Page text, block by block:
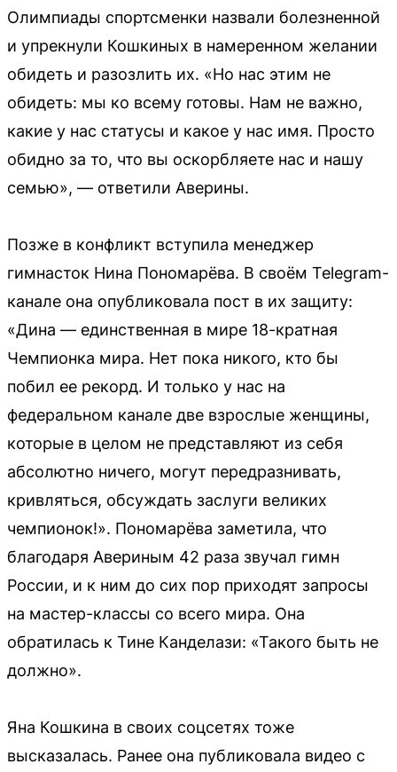
Олимпиады спортсменки назвали болезненной
и упрекнули Кошкиных в намеренном желании
обидеть и разозлить их. «Но нас этим не
обидеть: мы ко всему готовы. Нам не важно,
какие у нас статусы и какое у нас имя. Просто
обидно за то, что вы оскорбляете нас и нашу
семью», — ответили Аверины.
Позже в конфликт вступила менеджер
гимнасток Нина Пономарёва. В своём Telegram-
канале она опубликовала пост в их защиту:
«Дина — единственная в мире 18-кратная
Чемпионка мира. Нет пока никого, кто бы
побил ее рекорд. И только у нас на
федеральном канале две взрослые женщины,
которые в целом не представляют из себя
абсолютно ничего, могут передразнивать,
кривляться, обсуждать заслуги великих
чемпионок!». Пономарёва заметила, что
благодаря Авериным 42 раза звучал гимн
России, и к ним до сих пор приходят запросы
на мастер-классы со всего мира. Она
обратилась к Тине Канделази: «Такого быть не
должно».
Яна Кошкина в своих соцсетях тоже
высказалась. Ранее она публиковала видео с